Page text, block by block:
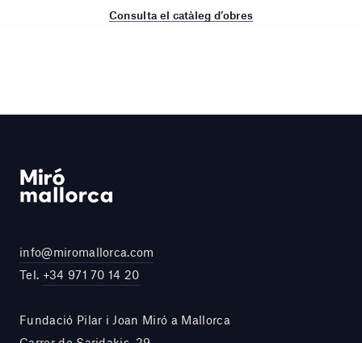
Consulta el catàleg d’obres
info@miromallorca.com
Tel. +34 971 70 14 20
Fundació Pilar i Joan Miró a Mallorca